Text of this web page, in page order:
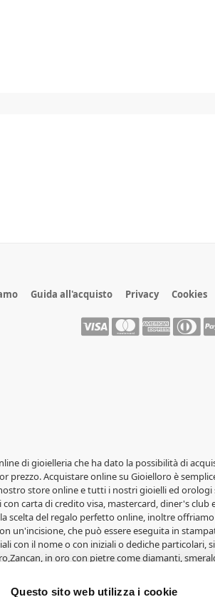
Questo sito web utilizza i cookie
Guida all'acquisto Privacy Cookies
di gioielleria che ha dato la possibilità di
prezzo. Acquistare online su Gioielloro è
store online e tutti i nostri gioielli ed
carta di credito visa, mastercard, diner's
scelta del regalo perfetto online, inoltre
un'incisione, che può essere eseguita in
con il nome o con iniziali o dediche
in oro con pietre come diamanti,
le nascite di Walt Disney, cornici, portafoto,